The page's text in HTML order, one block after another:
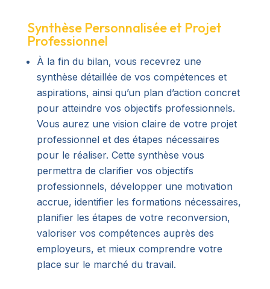
Synthèse Personnalisée et Projet
Professionnel
À la fin du bilan, vous recevrez une
synthèse détaillée de vos compétences et
aspirations, ainsi qu’un plan d’action concret
pour atteindre vos objectifs professionnels.
Vous aurez une vision claire de votre projet
professionnel et des étapes nécessaires
pour le réaliser. Cette synthèse vous
permettra de clarifier vos objectifs
professionnels, développer une motivation
accrue, identifier les formations nécessaires,
planifier les étapes de votre reconversion,
valoriser vos compétences auprès des
employeurs, et mieux comprendre votre
place sur le marché du travail.